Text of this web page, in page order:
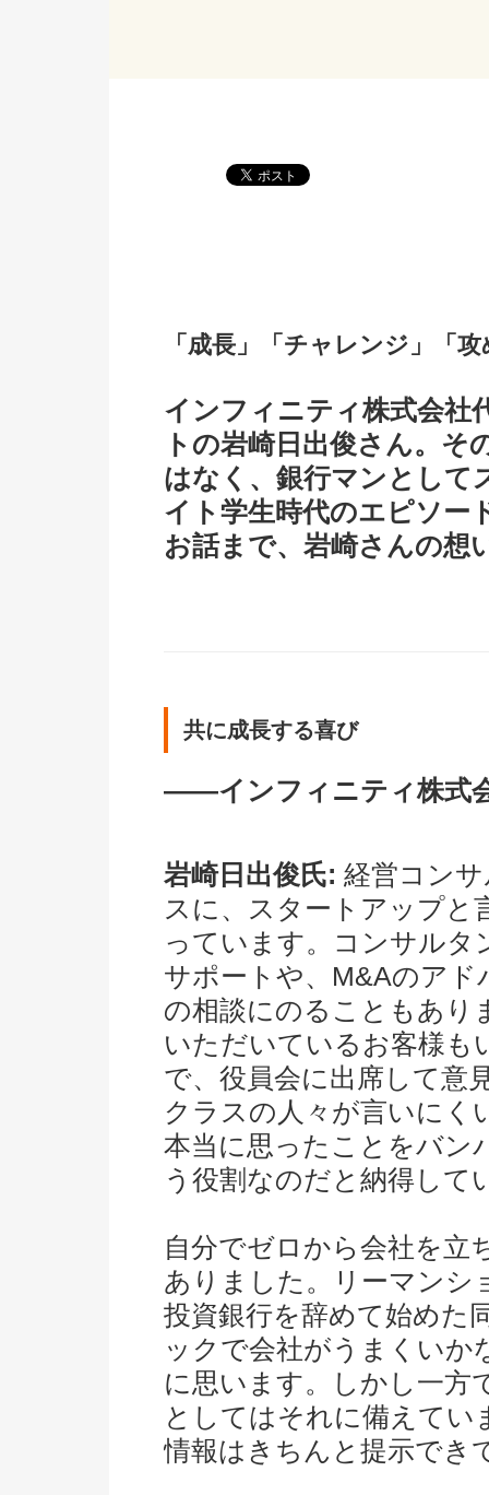
「成長」「チャレンジ」「
インフィニティ株式会社
トの岩崎日出俊さん。
はなく、銀行マンとして
イト学生時代のエピソー
お話まで、岩崎さんの想
共に成長する喜び
――インフィニティ株式
岩崎日出俊氏: 経営コン
スに、スタートアップと
っています。コンサルタ
サポートや、M&Aのア
の相談にのることもあり
いただいているお客様も
で、役員会に出席して意
クラスの人々が言いにく
本当に思ったことをバン
う役割なのだと納得して
自分でゼロから会社を立
ありました。リーマンシ
投資銀行を辞めて始めた
ックで会社がうまくいか
に思います。しかし一方
としてはそれに備えて
情報はきちんと提示でき